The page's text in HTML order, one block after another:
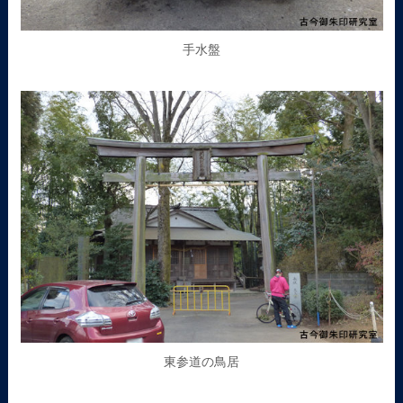
手水盤
東参道の鳥居